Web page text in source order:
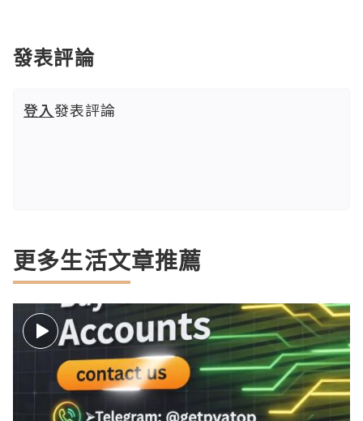
發表評論
登入發表評論
更多生活文章推薦